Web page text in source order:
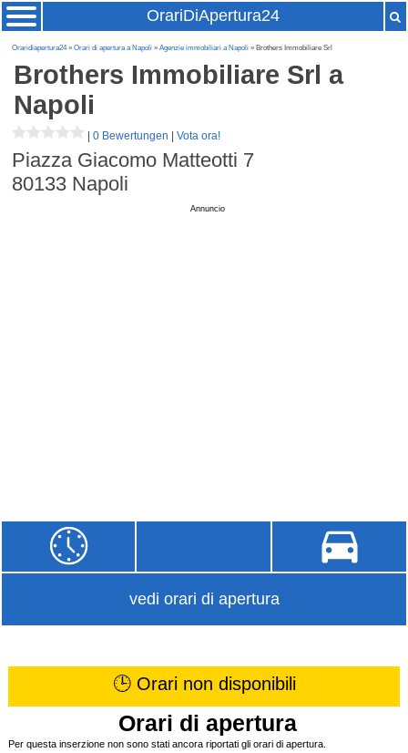
OrariDiApertura24
Oraridiapertura24»Orari di apertura a Napoli »Agenzie immobiliari a Napoli » Brothers Immobiliare Srl
Brothers Immobiliare Srl a
Napoli
|0 Bewertungen |Vota ora!
Piazza Giacomo Matteotti 7
80133 Napoli
Annuncio
vedi orari di apertura
🕒 Orari non disponibili
Orari di apertura
Per questa inserzione non sono stati ancora riportati gli orari di apertura.